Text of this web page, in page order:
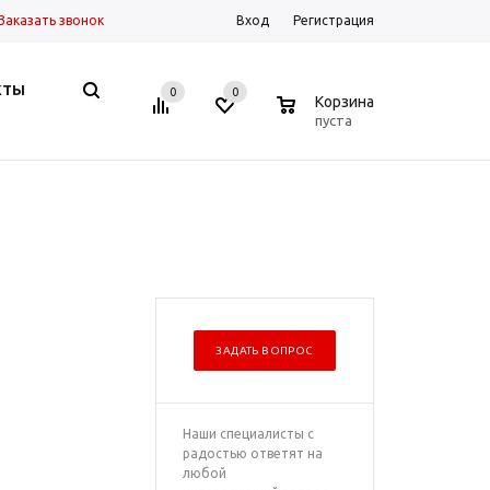
звонок Вход Регистрация
0 0
Корзина
пуста
ЗАДАТЬ ВОПРОС
Наши специалисты с
радостью ответят на
любой